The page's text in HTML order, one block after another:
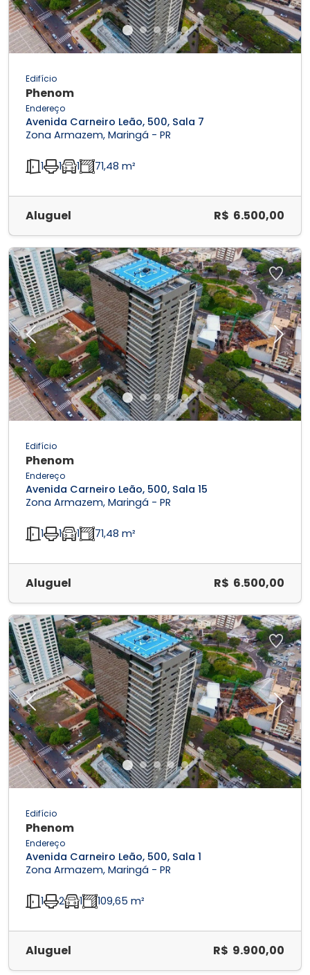
Edifício
Phenom
Endereço
Avenida Carneiro Leão, 500, Sala 7
Zona Armazem, Maringá - PR
1 1 1 71,48 m²
Aluguel R$ 6.500,00
Previous Next
Edifício
Phenom
Endereço
Avenida Carneiro Leão, 500, Sala 15
Zona Armazem, Maringá - PR
1 1 1 71,48 m²
Aluguel R$ 6.500,00
Previous Next
Edifício
Phenom
Endereço
Avenida Carneiro Leão, 500, Sala 1
Zona Armazem, Maringá - PR
1 2 1 109,65 m²
Aluguel R$ 9.900,00